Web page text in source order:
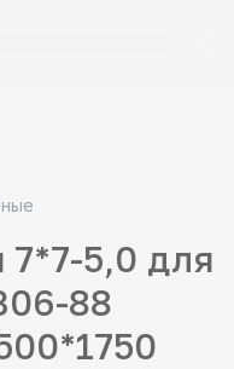
7*7-5,0 для
88